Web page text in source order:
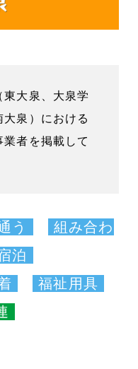
東大泉、大泉学
泉）における
者を掲載して
う
組み合わ
泊
福祉用具